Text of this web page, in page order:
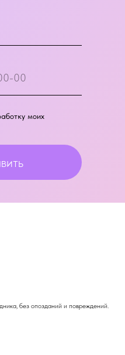
моих
без опозданий и повреждений.